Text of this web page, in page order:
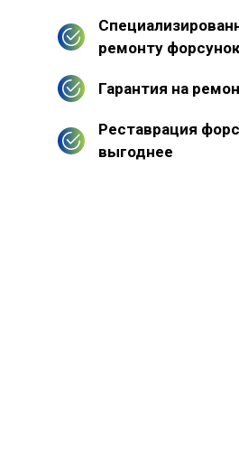
ремонту форсунок
Гарантия на
Реставрация
выгоднее